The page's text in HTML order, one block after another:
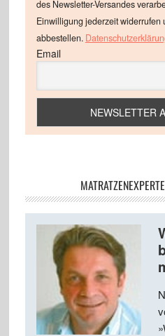
des Newsletter-Versandes
Einwilligung jederzeit widerrufen
abbestellen.
Email